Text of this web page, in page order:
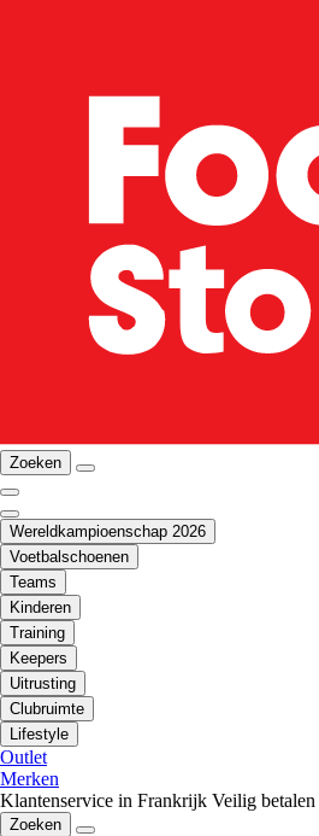
Zoeken
Wereldkampioenschap 2026
Voetbalschoenen
Teams
Kinderen
Training
Keepers
Uitrusting
Clubruimte
Lifestyle
Outlet
Merken
Klantenservice in Frankrijk Veilig betalen
Zoeken